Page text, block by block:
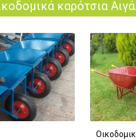
καρότσια